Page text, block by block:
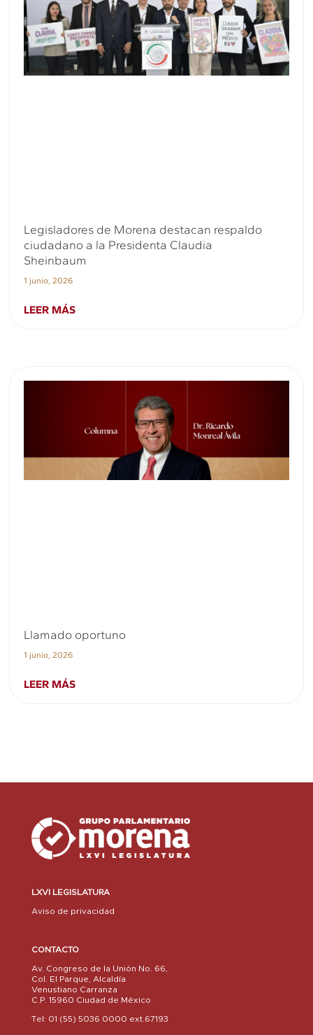
Legisladores de Morena destacan respaldo
ciudadano a la Presidenta Claudia
Sheinbaum
1 junio, 2026
LEER MÁS
Llamado oportuno
1 junio, 2026
LEER MÁS
LXVI LEGISLATURA
Aviso de privacidad
CONTACTO
Av. Congreso de la Unión No. 66,
Col. El Parque, Alcaldía
Venustiano Carranza
C.P. 15960 Ciudad de México
Tel: 01 (55) 5036 0000 ext.67193